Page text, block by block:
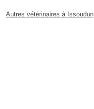
Autres vétérinaires à Issoudun